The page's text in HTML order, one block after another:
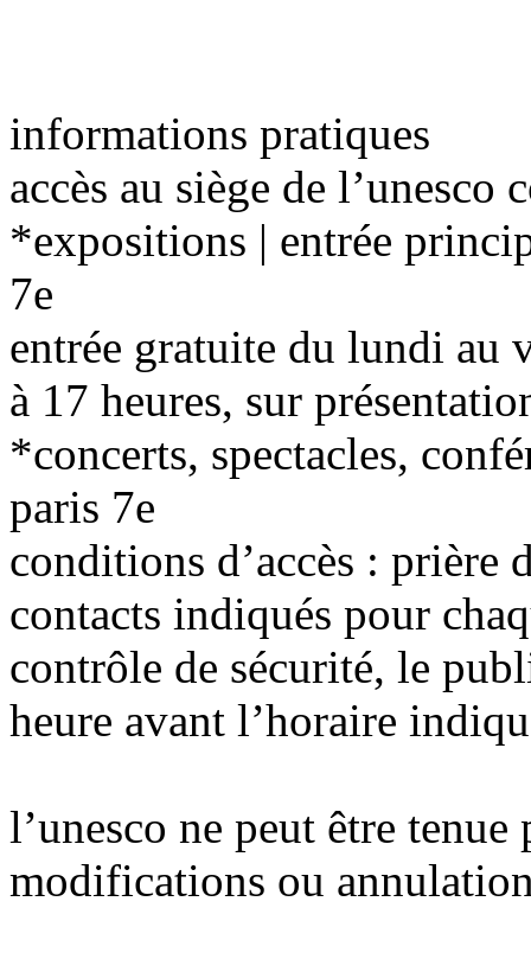
informations pratiques
accès au siège de l’unesco
*expositions | entrée
7e
entrée gratuite du lundi au
à 17 heures, sur
*concerts, spectacles,
paris 7e
conditions d’accès : prière
contacts indiqués pour
contrôle de sécurité, le
heure avant l’horaire
l’unesco ne peut être tenue
modifications ou